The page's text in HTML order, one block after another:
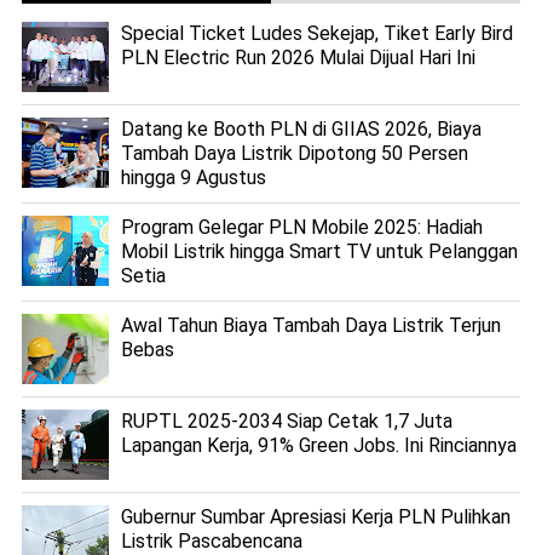
Special Ticket Ludes Sekejap, Tiket Early Bird
PLN Electric Run 2026 Mulai Dijual Hari Ini
Datang ke Booth PLN di GIIAS 2026, Biaya
Tambah Daya Listrik Dipotong 50 Persen
hingga 9 Agustus
Program Gelegar PLN Mobile 2025: Hadiah
Mobil Listrik hingga Smart TV untuk Pelanggan
Setia
Awal Tahun Biaya Tambah Daya Listrik Terjun
Bebas
RUPTL 2025-2034 Siap Cetak 1,7 Juta
Lapangan Kerja, 91% Green Jobs. Ini Rinciannya
Gubernur Sumbar Apresiasi Kerja PLN Pulihkan
Listrik Pascabencana